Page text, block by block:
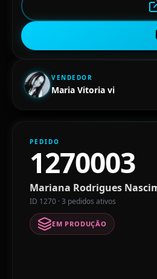
VENDEDOR
Maria Vitoria vi
PEDIDO
1270003
Mariana Rodrigues
ID 1270 · 3 pedidos ativos
EM PRODUÇÃO